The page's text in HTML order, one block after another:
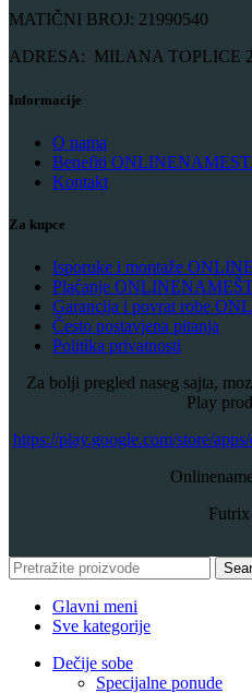
MATIČNI BROJ: 21990540
ADRESA: MILANA TOPLICE
Informacije
O nama
Benefiti
Kontakt
Za kupce
Isporuke i montaže
Plaćanje
Garancija i povrat robe
Često postavjena pitanja
Politika privatnosti
Za bolji pregled naseg sajta,
Play
​https://play.google.com/store/
Glavni meni
Sve kategorije
Dečije sobe
Specijalne ponude